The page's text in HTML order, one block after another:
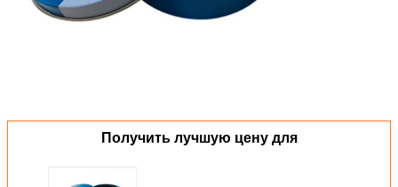
Получить лучшую цену для